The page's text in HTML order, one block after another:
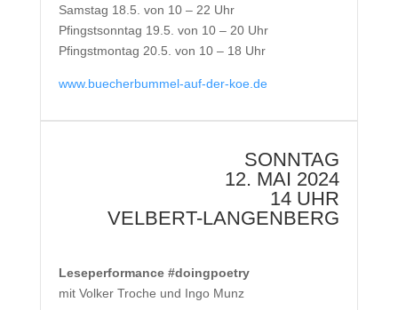
Samstag 18.5. von 10 – 22 Uhr
Pfingstsonntag 19.5. von 10 – 20 Uhr
Pfingstmontag 20.5. von 10 – 18 Uhr
www.buecherbummel-auf-der-koe.de
SONNTAG
12. MAI 2024
14 UHR
VELBERT-LANGENBERG
Leseperformance #doingpoetry
mit Volker Troche und Ingo Munz